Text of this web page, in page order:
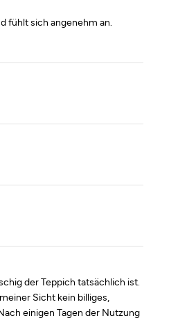
fühlt sich angenehm an.
der Teppich tatsächlich ist.
Sicht kein billiges,
einigen Tagen der Nutzung